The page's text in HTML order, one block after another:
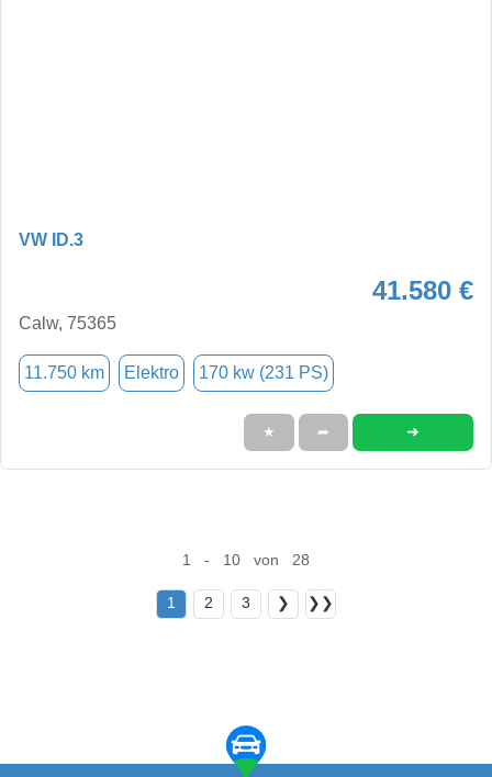
VW ID.3
41.580 €
Calw, 75365
11.750 km Elektro 170 kw (231 PS)
★ ➦ ➜
1 - 10 von 28
1 2 3 ❯ ❯❯